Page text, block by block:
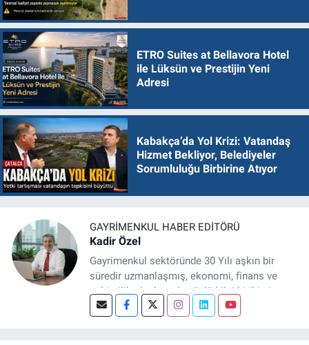
ETRO Suites at Bellavora Hotel
ile Lüksün ve Prestijin Yeni
Adresi
Kabakça’da Yol Krizi: Vatandaş
Hizmet Bekliyor, Belediyeler
Sorumluluğu Birbirine Atıyor
GAYRIMENKUL HABER EDITÖRÜ
Kadir Özel
Gayrimenkul sektöründe 30 Yılı aşkın bir
süredir uzmanlaşmış, ekonomi, finans ve
şehircilik alanlarında güçlü bilgi birikimine
sahip, dijital medya odaklı deneyimli bir